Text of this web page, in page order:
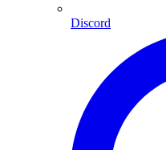
Discord